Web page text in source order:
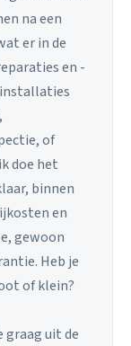
na een
er in de
en -
of
doe het
binnen
en
gewoon
Heb je
of klein?
uit de